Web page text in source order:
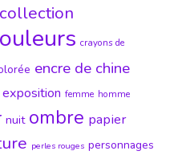
collection
crayons de
encre de chine
exposition femme homme
nuit ombre papier
perles rouges personnages